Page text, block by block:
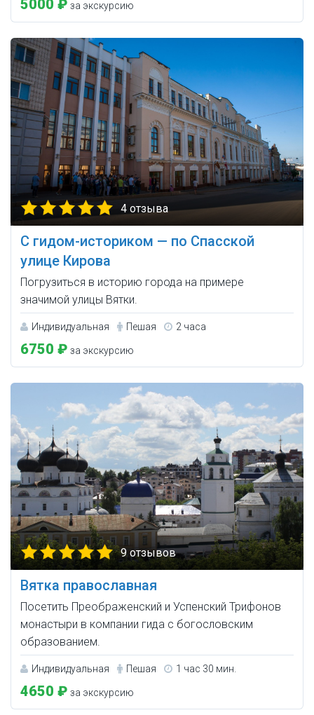
5000 ₽ за экскурсию
4 отзыва
С гидом-историком — по Спасской
улице Кирова
Погрузиться в историю города на примере
значимой улицы Вятки.
Индивидуальная Пешая 2 часа
6750 ₽ за экскурсию
9 отзывов
Вятка православная
Посетить Преображенский и Успенский Трифонов
монастыри в компании гида с богословским
образованием.
Индивидуальная Пешая 1 час 30 мин.
4650 ₽ за экскурсию